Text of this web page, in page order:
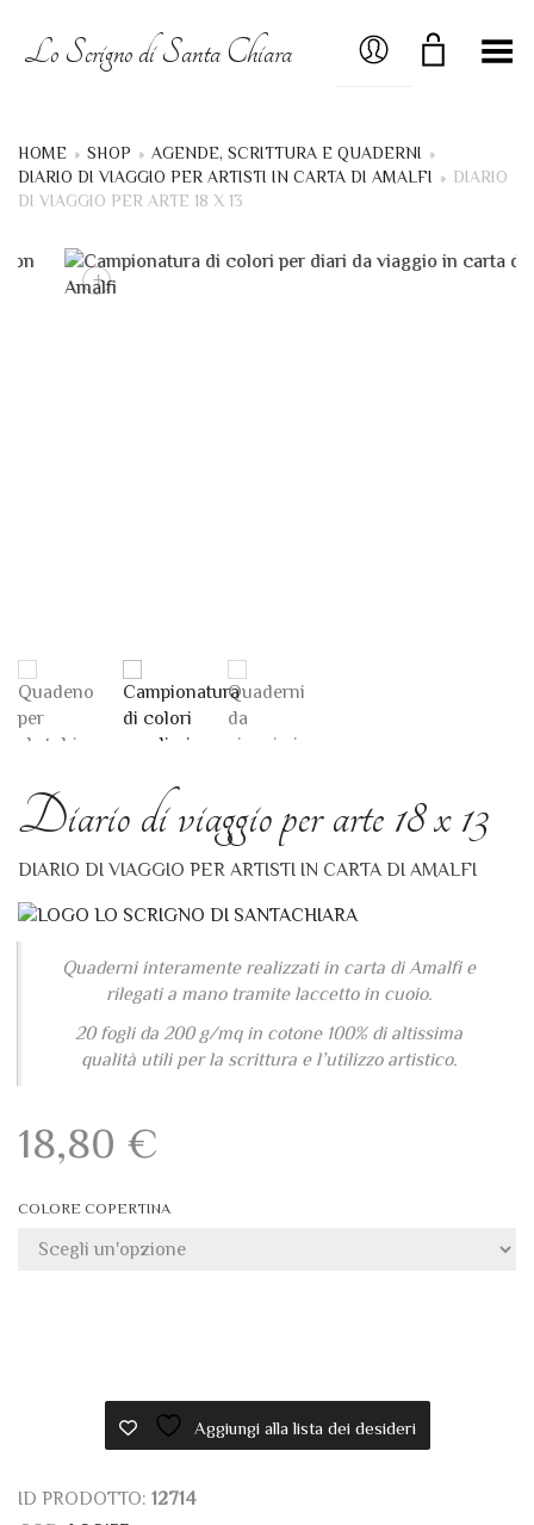
Lo Scrigno di Santa Chiara MY ACCOUNT
Menú
HOME » SHOP » AGENDE, SCRITTURA E QUADERNI »
DIARIO DI VIAGGIO PER ARTISTI IN CARTA DI AMALFI » DIARIO
DI VIAGGIO PER ARTE 18 X 13
DIARIO DI VIAGGIO PER ARTISTI IN CARTA DI AMALFI
Quaderni interamente realizzati in carta di Amalfi e
20 fogli da 200 g/mq in cotone 100% di altissima
qualità utili per la scrittura e l’utilizzo artistico.
COLORE COPERTINA
ID PRODOTTO:12714
CATEGORIA:DIARIO DI VIAGGIO PER ARTISTI IN CARTA